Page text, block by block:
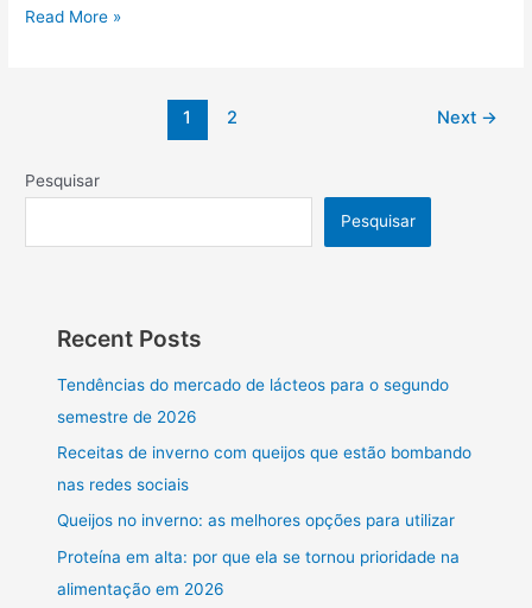
Read More »
1 2 Next →
Pesquisar
Pesquisar
Recent Posts
Tendências do mercado de lácteos para o segundo
semestre de 2026
Receitas de inverno com queijos que estão bombando
nas redes sociais
Queijos no inverno: as melhores opções para utilizar
Proteína em alta: por que ela se tornou prioridade na
alimentação em 2026